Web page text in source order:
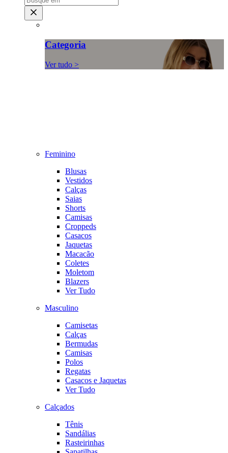
Categoria
Ver tudo >
Feminino
Blusas
Vestidos
Calças
Saias
Shorts
Camisas
Croppeds
Casacos
Jaquetas
Macacão
Coletes
Moletom
Blazers
Ver Tudo
Masculino
Camisetas
Calças
Bermudas
Camisas
Polos
Regatas
Casacos e Jaquetas
Ver Tudo
Calçados
Tênis
Sandálias
Rasteirinhas